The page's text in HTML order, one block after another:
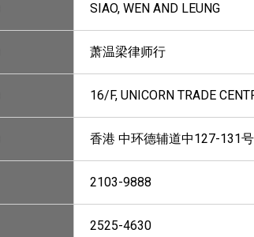
SIAO, WEN AND LEUNG
萧温梁律师行
16/F, UNICORN TRADE
香港 中环德辅道中127-131
2103-9888
2525-4630